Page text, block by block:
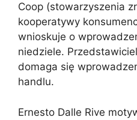
Coop (stowarzyszenia
kooperatywy
wnioskuje o
niedziele.
domaga się
handlu.
Ernesto Dalle Rive